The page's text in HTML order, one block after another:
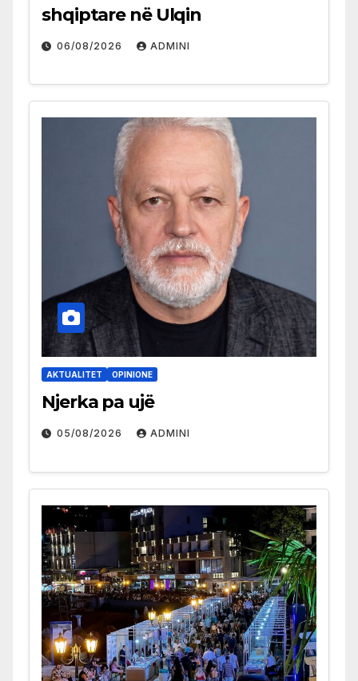
shqiptare në Ulqin
06/08/2026 ADMINI
AKTUALITET OPINIONE
Njerka pa ujë
05/08/2026 ADMINI